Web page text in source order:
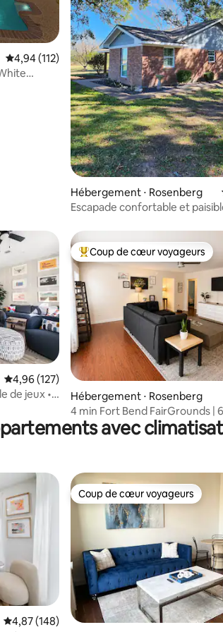
: 4,97 sur 5
Évaluation moyenne sur la base de 112
4,94 (112)
Hébergement ⋅ Rosenberg
Escapade confortable et
: 4,88 sur 5
Évaluation moyenne sur la base de 127
4,96 (127)
de jeux •
Coups de cœur voyageurs les
Coup de cœur voyageurs
Hébergement ⋅ Rosenberg
4 min Fort Bend FairGrounds |
Épicentreavec
: 4,97 sur 5
Évaluation moyenne sur la base de 148
4,87 (148)
Coup de cœur voyageurs
Coup de cœur voyageurs